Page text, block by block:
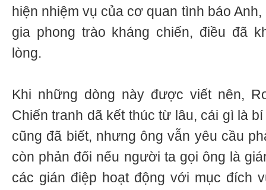
hiện nhiệm vụ của cơ quan tình báo
gia phong trào kháng chiến, điều đã
lòng.
Khi những dòng này được viết nên,
Chiến tranh dã kết thúc từ lâu, cái gì là
cũng đã biết, nhưng ông vẫn yêu cầu
còn phản đối nếu người ta gọi ông là
các gián điệp hoạt động với mục đích